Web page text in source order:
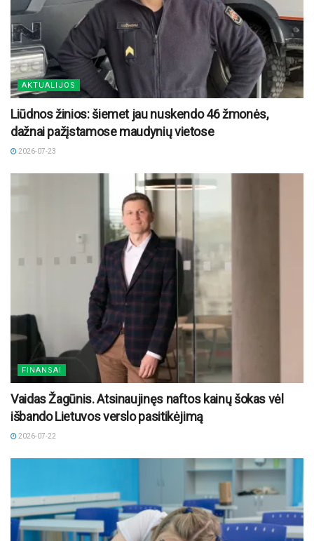
AKTUALIJOS
Liūdnos žinios: šiemet jau nuskendo 46 žmonės,
dažnai pažįstamose maudynių vietose
2026-07-23
FINANSAI
Vaidas Žagūnis. Atsinaujinęs naftos kainų šokas vėl
išbando Lietuvos verslo pasitikėjimą
2026-07-22